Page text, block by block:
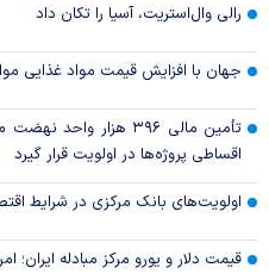
رالی وال‌استریت، آسیا را تکان داد
جهان با افزایش قیمت مواد غذایی
تأمین مالی ۳۹۶ هزار
اقساطی پروژه‌ها در اولویت قرار گیرد
اولویت‌های بانک مرکزی در شرایط
قیمت دلار و یورو مرکز مبادله ایران؛ امروز